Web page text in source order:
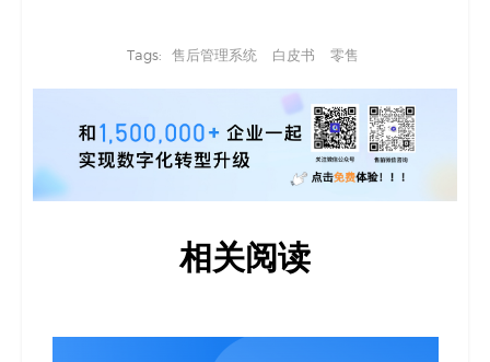
Tags: 售后管理系统 白皮书 零售
相关阅读